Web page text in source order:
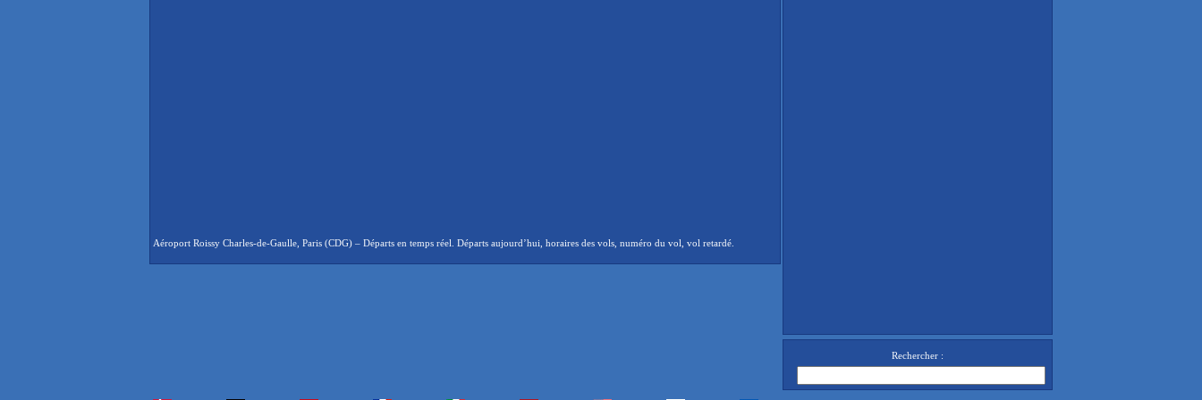
Aéroport Roissy Charles-de-Gaulle, Paris (CDG) – Départs en temps réel. Départs aujourd’hui, horaires des vols, numéro du vol, vol retardé.
Rechercher :